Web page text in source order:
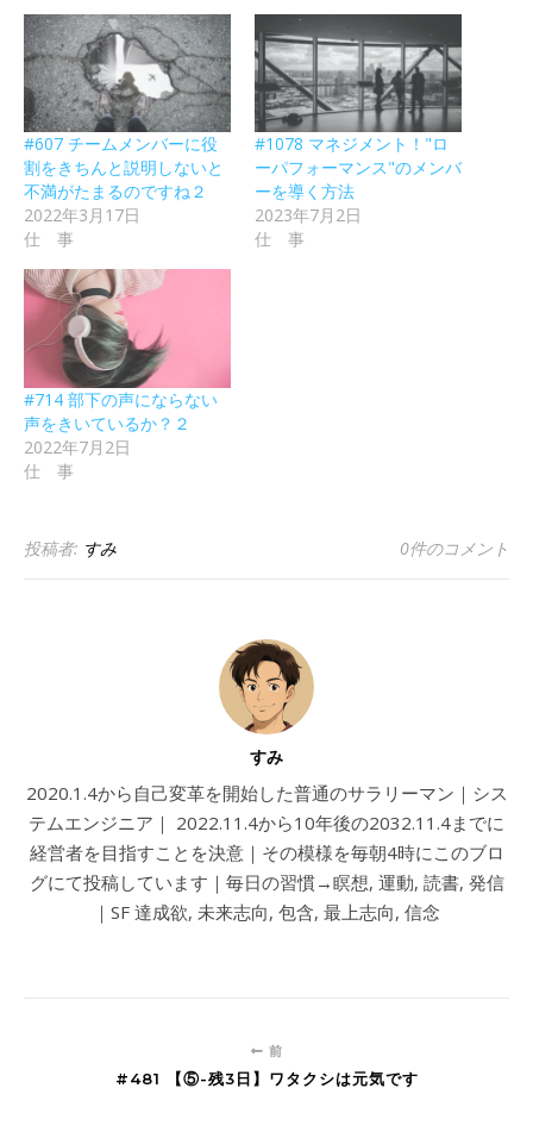
#607 チームメンバーに役
割をきちんと説明しないと
不満がたまるのですね２
2022年3月17日
仕 事
#1078 マネジメント！"ロ
ーパフォーマンス"のメンバ
ーを導く方法
2023年7月2日
仕 事
#714 部下の声にならない
声をきいているか？２
2022年7月2日
仕 事
投稿者: すみ 0件のコメント
すみ
2020.1.4から自己変革を開始した普通のサラリーマン｜シス
テムエンジニア｜ 2022.11.4から10年後の2032.11.4までに
経営者を目指すことを決意｜その模様を毎朝4時にこのブロ
グにて投稿しています｜毎日の習慣→瞑想, 運動, 読書, 発信
｜SF 達成欲, 未来志向, 包含, 最上志向, 信念
前
#481 【⑤-残3日】ワタクシは元気です